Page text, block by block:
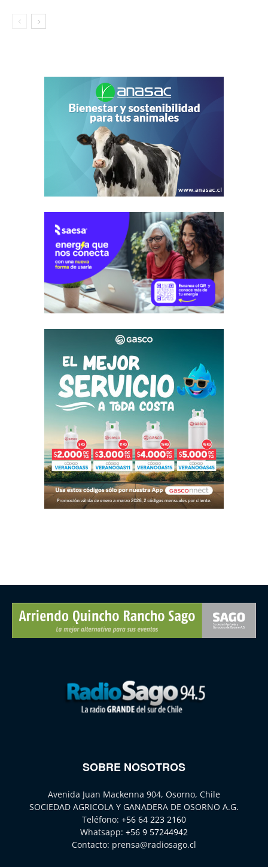
SOBRE NOSOTROS
Avenida Juan Mackenna 904, Osorno, Chile
SOCIEDAD AGRICOLA Y GANADERA DE OSORNO A.G.
Teléfono: +56 64 223 2160
Whatsapp: +56 9 57244942
Contacto: prensa@radiosago.cl